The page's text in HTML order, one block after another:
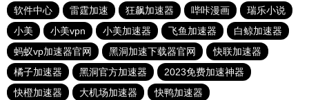
软件中心
雷霆加速 狂飙加速器 哔咔漫画
瑞乐小说
小美
小美vpn 小美加速器 飞鱼加速器
白鲸加速器
蚂蚁vp加速器官网
黑洞加速下载器官网
快联加速器
橘子加速器
黑洞官方加速器
2023免费加速神器
快橙加速器
大机场加速器
快鸭加速器